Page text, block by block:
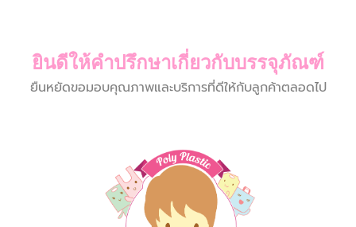
ยินดีให้คำปรึกษาเกี่ยวกับบรรจุภัณฑ์
ยืนหยัดขอมอบคุณภาพและบริการที่ดีให้กับลูกค้าตลอดไป